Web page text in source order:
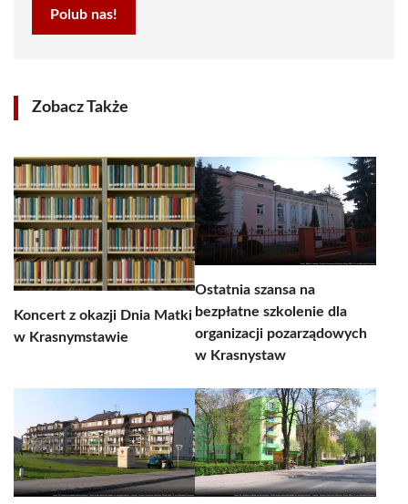
Polub nas!
Zobacz Także
Koncert z okazji Dnia Matki
w Krasnymstawie
Ostatnia szansa na
bezpłatne szkolenie dla
organizacji pozarządowych
w Krasnystaw